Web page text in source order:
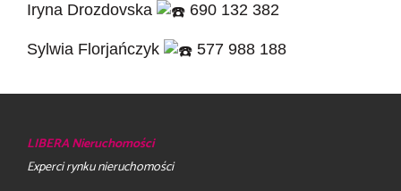
Iryna Drozdovska 690 132 382
Sylwia Florjańczyk 577 988 188
LIBERA Nieruchomości
Experci rynku nieruchomości